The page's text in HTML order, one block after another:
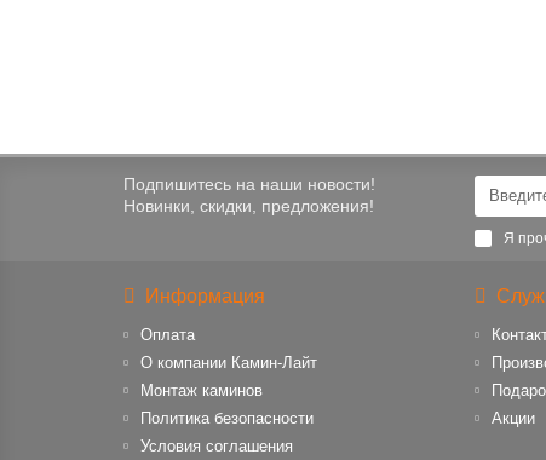
Подпишитесь на наши новости!
Новинки, скидки, предложения!
Я
Информация
Оплата
О компании Камин-Лайт
Монтаж каминов
Политика безопасности
Условия соглашения
Акции